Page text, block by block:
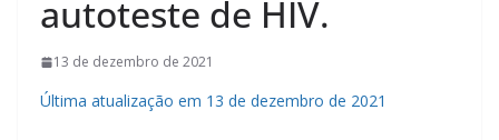
autoteste de HIV.
13 de dezembro de 2021
Última atualização em 13 de dezembro de 2021